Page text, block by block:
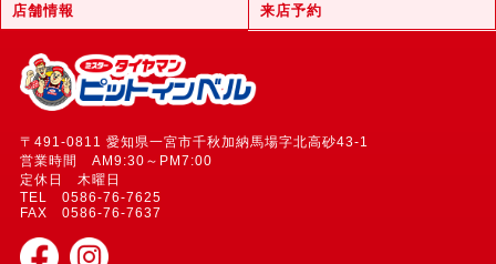
店舗情報 来店予約
〒491-0811 愛知県一宮市千秋加納馬場字北高砂43-1
営業時間 AM9:30～PM7:00
定休日 木曜日
TEL 0586-76-7625
FAX 0586-76-7637